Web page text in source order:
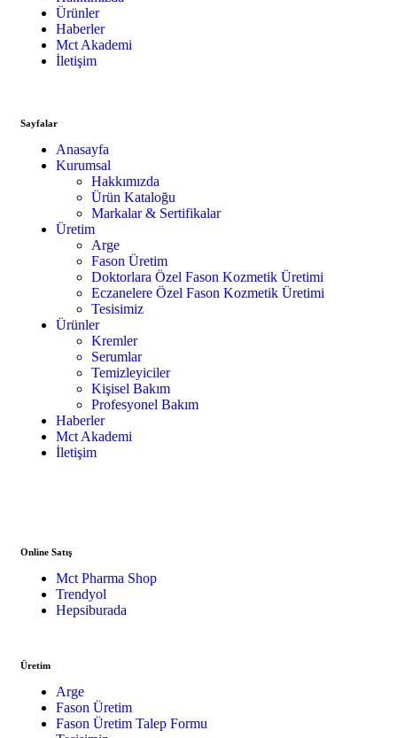
Ürünler
Haberler
Mct Akademi
İletişim
Sayfalar
Anasayfa
Kurumsal
Hakkımızda
Ürün Kataloğu
Markalar & Sertifikalar
Üretim
Arge
Fason Üretim
Doktorlara Özel Fason Kozmetik Üretimi
Eczanelere Özel Fason Kozmetik Üretimi
Tesisimiz
Ürünler
Kremler
Serumlar
Temizleyiciler
Kişisel Bakım
Profesyonel Bakım
Haberler
Mct Akademi
İletişim
Online Satış
Mct Pharma Shop
Trendyol
Hepsiburada
Üretim
Arge
Fason Üretim
Fason Üretim Talep Formu